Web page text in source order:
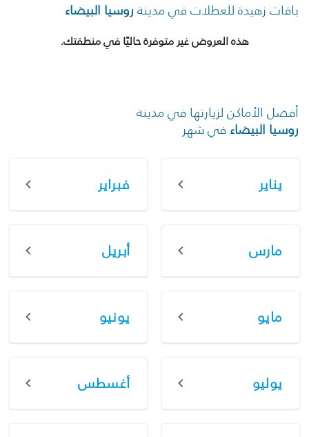
باقات زهيدة للعطلات في مدينة روسيا البيضاء
هذه العروض غير متوفرة حاليًا في منطقتك.
أفضل الأماكن لزيارتها في مدينة
روسيا البيضاء في شهر
يناير فبراير
مارس أبريل
مايو يونيو
يوليو أغسطس